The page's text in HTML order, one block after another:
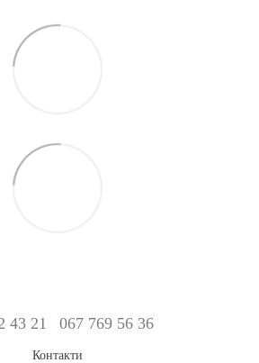
43 21 067 769 56 36
Контакти